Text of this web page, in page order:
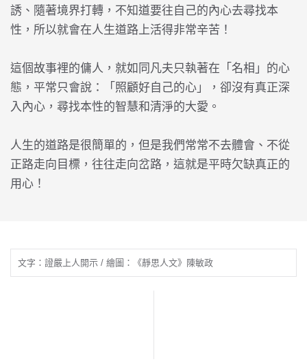
誘、隨著境界打轉，不知道要往自己的內心去尋找本
性，所以就會在人生道路上活得非常辛苦！
這個故事裡的傭人，就如同凡夫只執著在「名相」的心
態，平常只會說：「照顧好自己的心」，卻沒有真正深
入內心，尋找本性的智慧和清淨的大愛。
人生的道路是很簡單的，但是我們常常不去體會、不從
正路走向目標，往往走向岔路，這就是平時欠缺真正的
用心！
文字：證嚴上人開示 / 繪圖：《靜思人文》陳敏政